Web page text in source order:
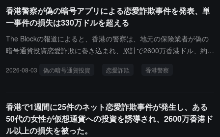
ていたことについて、香港警察は調査期間中に必ず被害者や関連者
に連絡を取り、詐欺の首謀者とその役割を特定すると述べていま
す。Fun Coffeeは自らをベトナムの富国島にある大規模なコーヒー
投資企業と称し、資金規模は10億ドルを超えています。2025年末
の配布、芸能人の招待などの方法でイメージを構築し、香港に会社
民を騙してアプリをダウンロードさせ、テザー（USDT）などの暗
号通貨でチャージさせるものでした。プラットフォームは年利回り
が197%から278%に達すると約束し、金額が大きく、期間が長いほ
香港警察が偽の暗号アプリによる恋愛詐欺事件を発表、単
一事件の損失は330万ドルを超える
The Blockの報道によると、香港の警察は、地元の保険業者が偽の
暗号通貨投資恋愛詐欺に巻き込まれ、累計で2600万香港ドル、約3
2026-08-03 偽の暗号通貨投資 恋愛詐欺 香港警察
香港で1週間に25件のネット恋愛詐欺事件が発生し、ある
50代の女性が仮想通貨への投資を誘導され、2600万香港ド
ル以上の損失を被った。